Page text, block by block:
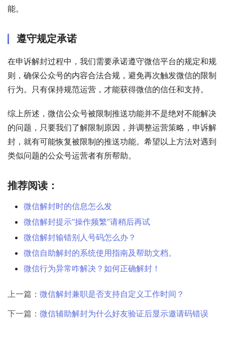
能。
遵守规定承诺
在申诉解封过程中，我们需要承诺遵守微信平台的规定和规
则，确保公众号的内容合法合规，避免再次触发微信的限制
行为。只有保持规范运营，才能获得微信的信任和支持。
综上所述，微信公众号被限制推送功能并不是绝对不能解决
的问题，只要我们了解限制原因，并调整运营策略，申诉解
封，就有可能恢复被限制的推送功能。希望以上方法对遇到
类似问题的公众号运营者有所帮助。
推荐阅读：
微信解封时的信息怎么发
微信解封提示“操作频繁”请稍后再试
微信解封输错别人号码怎么办？
微信自助解封的系统使用指南及帮助文档。
微信行为异常咋解决？如何正确解封！
上一篇： 微信解封兼职是否支持自定义工作时间？
下一篇： 微信辅助解封为什么好友验证后显示邀请码错误